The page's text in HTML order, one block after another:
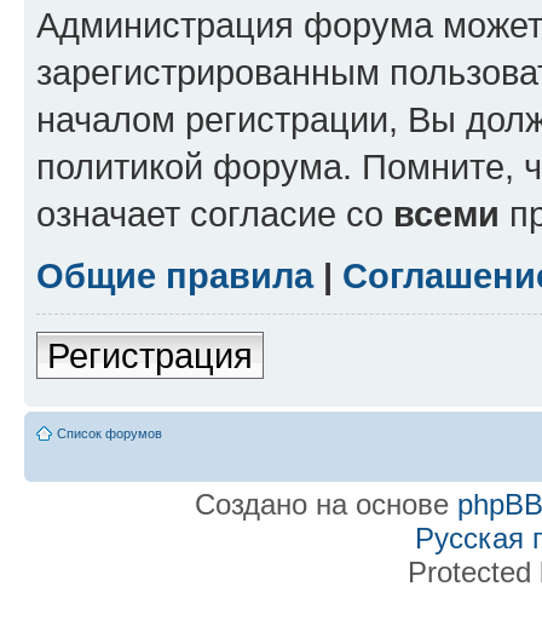
Администрация форума может
зарегистрированным
началом регистрации, Вы
политикой форума. Помните,
означает согласие со всеми
Общие правила|
Регистрация
Список форумов
Создано на основе phpBB
Русская